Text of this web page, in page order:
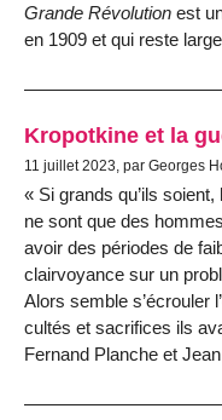
Grande Révolution est
en 1909 et qui reste
Kropotkine et la
11 juillet 2023, par Georges
Si grands qu’ils
ne sont que des
avoir des périodes de
clairvoyance sur un
Alors semble s’écrouler
cultés et sacrifices ils
Fernand Planche et